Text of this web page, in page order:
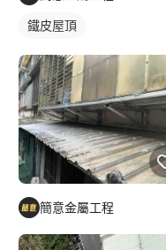
鐵皮屋頂
簡意金屬工程